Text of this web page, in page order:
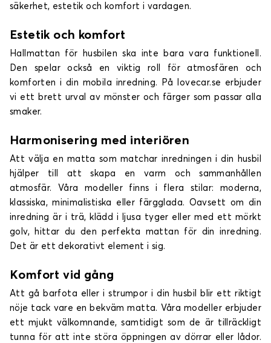
säkerhet, estetik och komfort i vardagen.
Estetik och komfort
Hallmattan för husbilen ska inte bara vara funktionell.
Den spelar också en viktig roll för atmosfären och
komforten i din mobila inredning. På lovecar.se erbjuder
vi ett brett urval av mönster och färger som passar alla
smaker.
Harmonisering med interiören
Att välja en matta som matchar inredningen i din husbil
hjälper till att skapa en varm och sammanhållen
atmosfär. Våra modeller finns i flera stilar: moderna,
klassiska, minimalistiska eller färgglada. Oavsett om din
inredning är i trä, klädd i ljusa tyger eller med ett mörkt
golv, hittar du den perfekta mattan för din inredning.
Det är ett dekorativt element i sig.
Komfort vid gång
Att gå barfota eller i strumpor i din husbil blir ett riktigt
nöje tack vare en bekväm matta. Våra modeller erbjuder
ett mjukt välkomnande, samtidigt som de är tillräckligt
tunna för att inte störa öppningen av dörrar eller lådor.